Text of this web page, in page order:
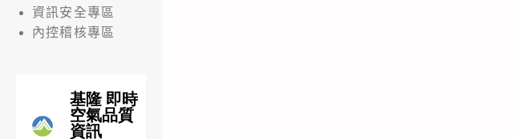
資訊安全專區
內控稽核專區